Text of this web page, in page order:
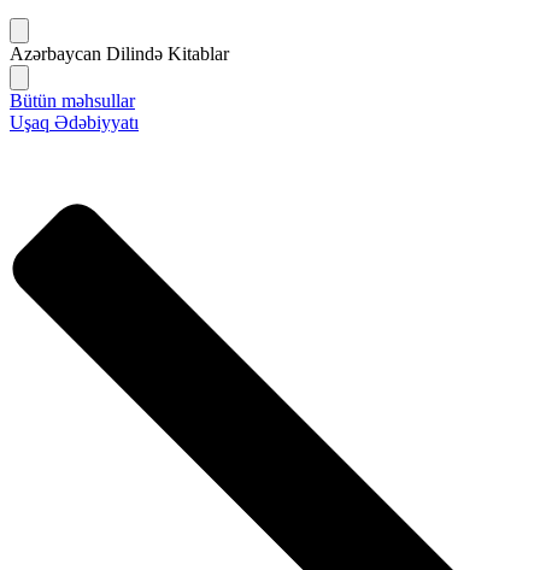
Azərbaycan Dilində Kitablar
Bütün məhsullar
Uşaq Ədəbiyyatı